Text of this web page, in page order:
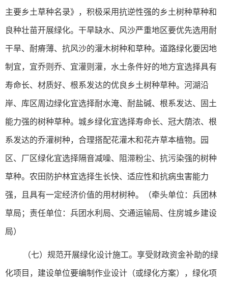
主要乡土草种名录》，积极采用抗逆性强的乡土树种草种和
良种壮苗开展绿化。干旱缺水、风沙严重地区要优先选用耐
干旱、耐瘠薄、抗风沙的灌木树种和草种。道路绿化要因地
制宜，宜乔则乔、宜灌则灌，水土条件好的地方宜选择具有
寿命长、材质好、根系发达的优良乡土树种草种。河湖沿
岸、库区周边绿化宜选择耐水淹、耐盐碱、根系发达、固土
能力强的树种草种。城乡绿化宜选择寿命长、冠大荫浓、根
系发达的乔灌树种，合理搭配花灌木和花卉草本植物。园
区、厂区绿化宜选择隔音减噪、阻滞粉尘、抗污染强的树种
草种。农田防护林宜选择生长快、适应性和抗病虫害能力
强，且具有一定经济价值的用材树种。（牵头单位：兵团林
草局；责任单位：兵团水利局、交通运输局、住房城乡建设
局）
（七）规范开展绿化设计施工。享受财政资金补助的绿
化项目，建设单位要编制作业设计（或绿化方案），绿化项